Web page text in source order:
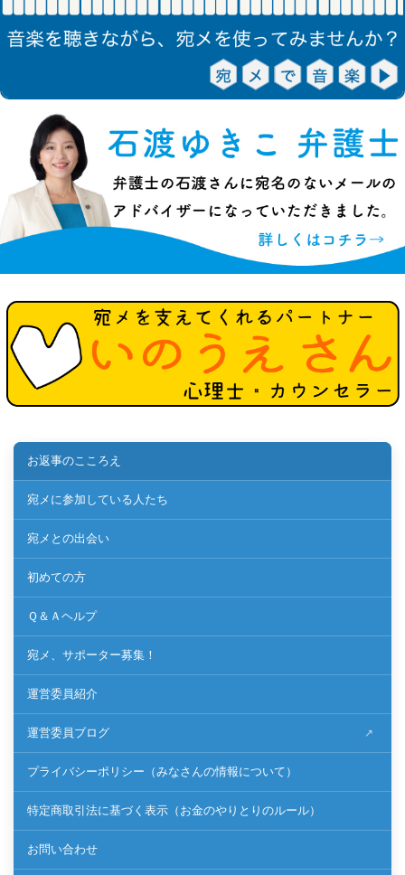
お返事のこころえ
宛メに参加している人たち
宛メとの出会い
初めての方
Ｑ＆Ａヘルプ
宛メ、サポーター募集！
運営委員紹介
運営委員ブログ
プライバシーポリシー（みなさんの情報について）
特定商取引法に基づく表示（お金のやりとりのルール）
お問い合わせ